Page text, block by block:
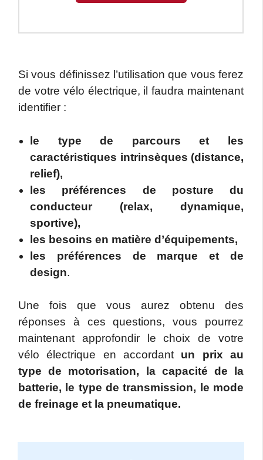
Si vous définissez l’utilisation que vous ferez
de votre vélo électrique, il faudra maintenant
identifier :
le type de parcours et les
caractéristiques intrinsèques (distance,
relief),
les préférences de posture du
conducteur (relax, dynamique,
sportive),
les besoins en matière d’équipements,
les préférences de marque et de
design.
Une fois que vous aurez obtenu des
réponses à ces questions, vous pourrez
maintenant approfondir le choix de votre
vélo électrique en accordant un prix au
type de motorisation, la capacité de la
batterie, le type de transmission, le mode
de freinage et la pneumatique.